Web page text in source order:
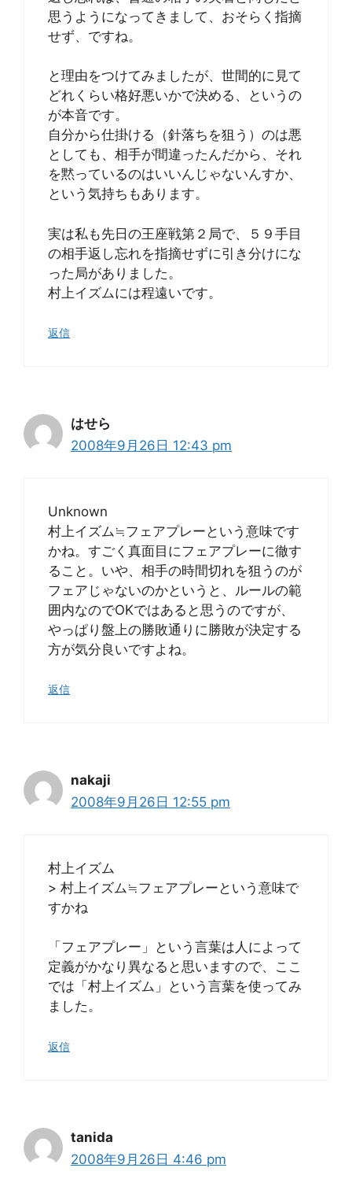
思うようになってきまして、おそらく指摘
せず、ですね。
と理由をつけてみましたが、世間的に見て
どれくらい格好悪いかで決める、というの
が本音です。
自分から仕掛ける（針落ちを狙う）のは悪
としても、相手が間違ったんだから、それ
を黙っているのはいいんじゃないんすか、
という気持ちもあります。
実は私も先日の王座戦第２局で、５９手目
の相手返し忘れを指摘せずに引き分けにな
った局がありました。
村上イズムには程遠いです。
返信
はせら
2008年9月26日 12:43 pm
Unknown
村上イズム≒フェアプレーという意味です
かね。すごく真面目にフェアプレーに徹す
ること。いや、相手の時間切れを狙うのが
フェアじゃないのかというと、ルールの範
囲内なのでOKではあると思うのですが、
やっぱり盤上の勝敗通りに勝敗が決定する
方が気分良いですよね。
返信
nakaji
2008年9月26日 12:55 pm
村上イズム
> 村上イズム≒フェアプレーという意味で
すかね
「フェアプレー」という言葉は人によって
定義がかなり異なると思いますので、ここ
では「村上イズム」という言葉を使ってみ
ました。
返信
tanida
2008年9月26日 4:46 pm